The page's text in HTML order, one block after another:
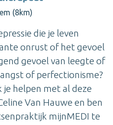
(8km)
die je leven
onrust of het gevoel
gevoel van leegte of
of perfectionisme?
je helpen met al deze
Van Hauwe en ben
mijnMEDI te